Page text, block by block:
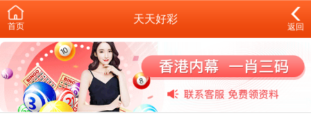
首页
天天好彩
返回